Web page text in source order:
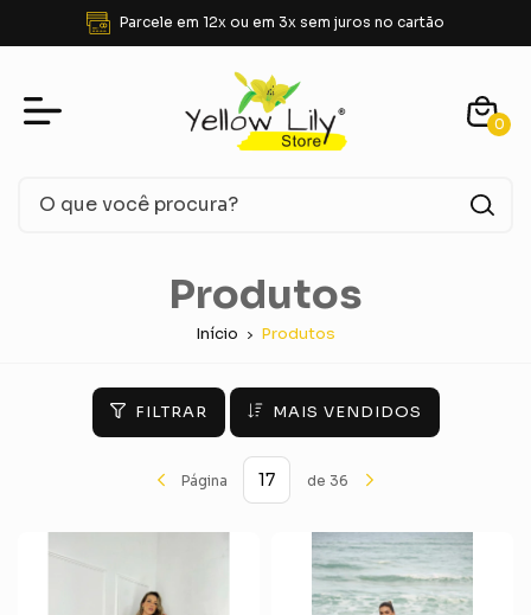
FRETE GRÁTIS para SUDESTE acima de R$ 350,00
0
Produtos
Início Produtos
FILTRAR MAIS VENDIDOS
Página de 36